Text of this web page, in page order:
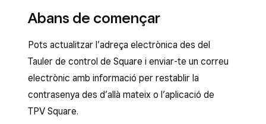
Abans de començar
Pots actualitzar l’adreça electrònica des del
Tauler de control de Square i enviar-te un correu
electrònic amb informació per restablir la
contrasenya des d’allà mateix o l’aplicació de
TPV Square.